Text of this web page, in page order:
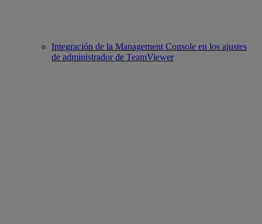
Integración de la Management Console en los ajustes
de administrador de TeamViewer